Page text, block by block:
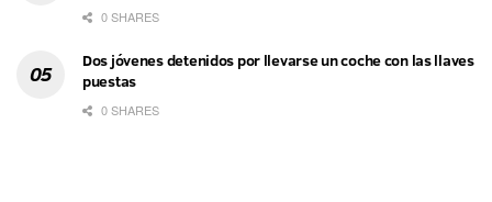
0 SHARES
Dos jóvenes detenidos por llevarse un coche con las llaves
puestas
0 SHARES